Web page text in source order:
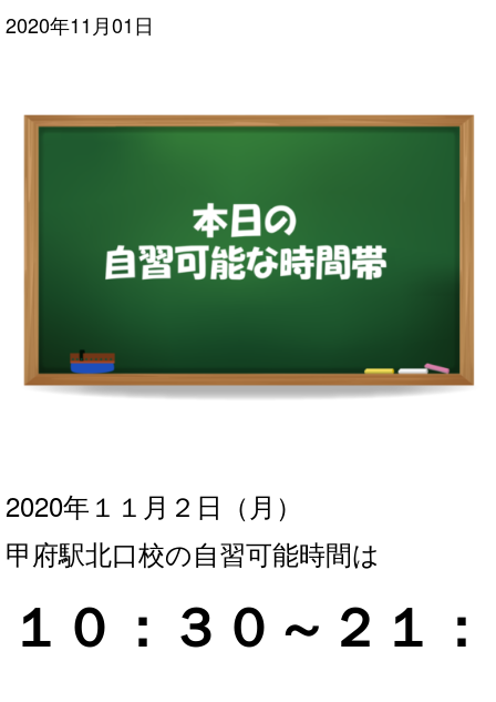
2020年11月01日
2020年１１月２ 日（月）
甲府駅北口校の自習可能時間は
１０：３０～２１：